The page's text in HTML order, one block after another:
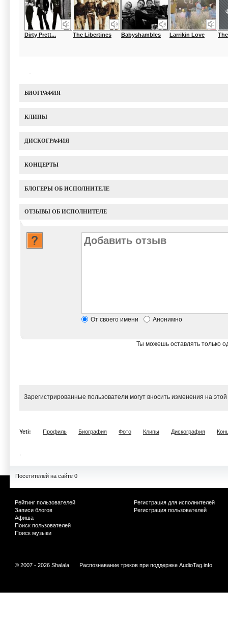
Dirty Prett... The Libertines Babyshambles Larrikin Love
БИОГРАФИЯ
КЛИПЫ
ДИСКОГРАФИЯ
КОНЦЕРТЫ
БЛОГЕРЫ ОБ ИСПОЛНИТЕЛЕ
ОТЗЫВЫ ОБ ИСПОЛНИТЕЛЕ
От своего имени Анонимно
Ты можешь оставлять только
Зарегистрированные пользователи могут вносить изменения на
Yeti: Профиль Биография Фото Клипы Дискография
Посетителей на сайте 0
Рейтинг пользователей
Записи блогов
Афиша
Поиск пользователей
Поиск музыки
Регистрация для исполнителей
Регистрация пользователей
© 2007 - 2026 Shalala Распознавание треков при поддержке AudioTag.info